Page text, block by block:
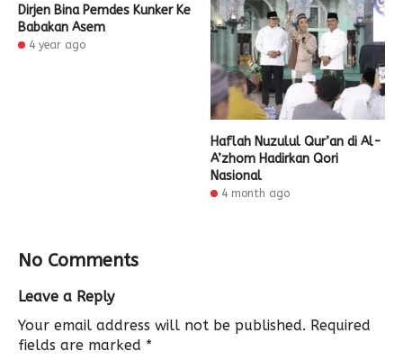
Dirjen Bina Pemdes Kunker Ke
Babakan Asem
4 year ago
Haflah Nuzulul Qur’an di Al-
A’zhom Hadirkan Qori
Nasional
4 month ago
No Comments
Leave a Reply
Your email address will not be published. Required
fields are marked *